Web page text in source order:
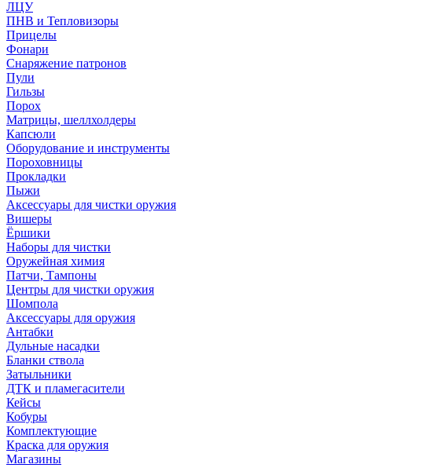
ЛЦУ
ПНВ и Тепловизоры
Прицелы
Фонари
Снаряжение патронов
Пули
Гильзы
Порох
Матрицы, шеллхолдеры
Капсюли
Оборудование и инструменты
Пороховницы
Прокладки
Пыжи
Аксессуары для чистки оружия
Вишеры
Ёршики
Наборы для чистки
Оружейная химия
Патчи, Тампоны
Центры для чистки оружия
Шомпола
Аксессуары для оружия
Антабки
Дульные насадки
Бланки ствола
Затыльники
ДТК и пламегасители
Кейсы
Кобуры
Комплектующие
Краска для оружия
Магазины